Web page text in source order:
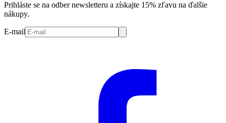
Prihláste se na odber newsletteru a získajte 15% zľavu na ďalšie
nákupy.
E-mail